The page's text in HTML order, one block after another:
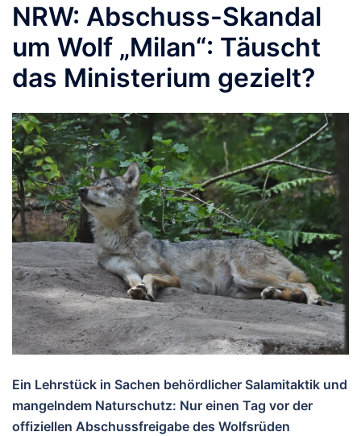
NRW: Abschuss-Skandal
um Wolf „Milan“: Täuscht
das Ministerium gezielt?
Ein Lehrstück in Sachen behördlicher Salamitaktik und
mangelndem Naturschutz: Nur einen Tag vor der
offiziellen Abschussfreigabe des Wolfsrüden